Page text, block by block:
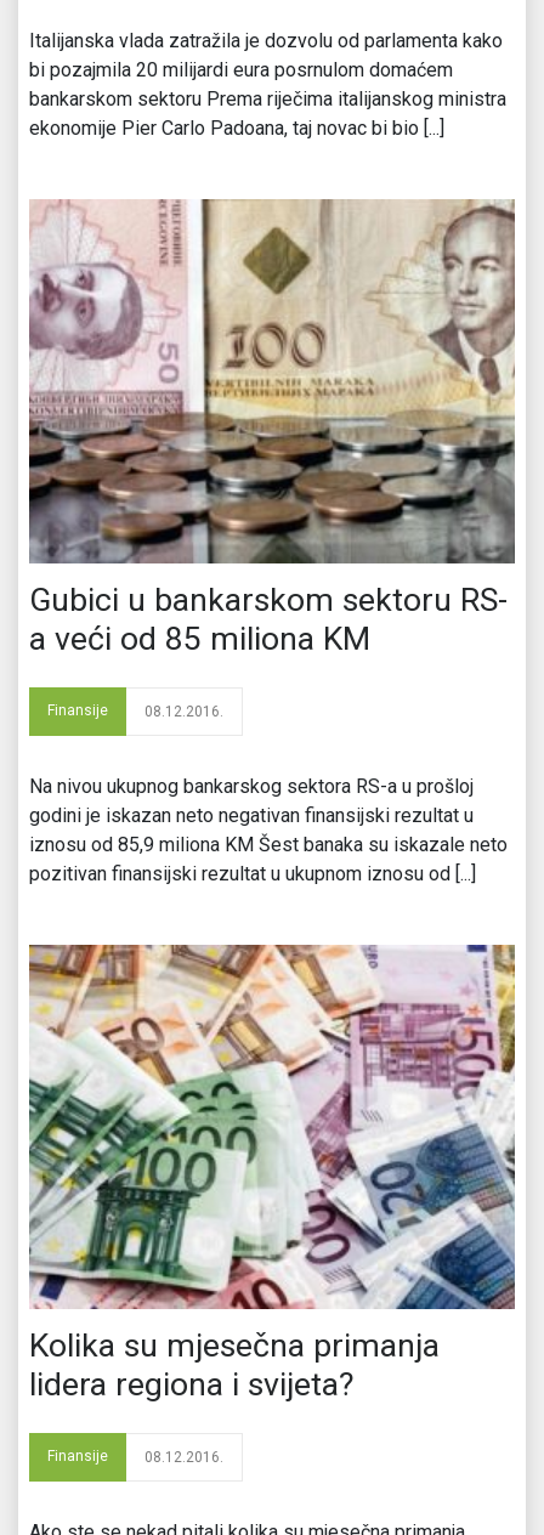
Italijanska vlada zatražila je dozvolu od parlamenta kako
bi pozajmila 20 milijardi eura posrnulom domaćem
bankarskom sektoru Prema riječima italijanskog ministra
ekonomije Pier Carlo Padoana, taj novac bi bio [...]
Gubici u bankarskom sektoru RS-
a veći od 85 miliona KM
Finansije 08.12.2016.
Na nivou ukupnog bankarskog sektora RS-a u prošloj
godini je iskazan neto negativan finansijski rezultat u
iznosu od 85,9 miliona KM Šest banaka su iskazale neto
pozitivan finansijski rezultat u ukupnom iznosu od [...]
Kolika su mjesečna primanja
lidera regiona i svijeta?
Finansije 08.12.2016.